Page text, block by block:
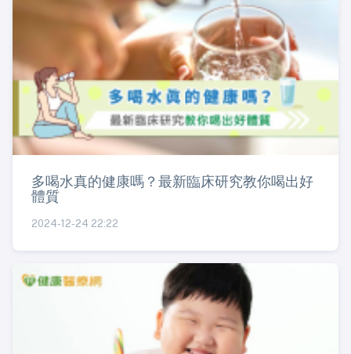
多喝水真的健康嗎？最新臨床研究教你喝出好
體質
2024-12-24 22:22